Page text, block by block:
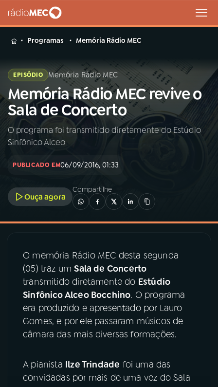
MENU
Buscar
na
Rádio
MEC
Buscar
Início
04PROGRAMAS
05 PODCASTS
06 VIDEOCASTS
07ÚLTIMAS
Programas Memória Rádio MEC
EPISÓDIO Memória Rádio MEC
Memória Rádio MEC revive o
Sala de Concerto
O programa foi transmitido diretamente do Estúdio
Sinfônico Alceo
PUBLICADO EM06/09/2016, 01:33
Ouça agora
Compartilhe
O memória Rádio MEC desta segunda
(05) traz umSala de Concerto
transmitido diretamente do Estúdio
Sinfônico Alceo Bocchino. O programa
era produzido e apresentado por Lauro
Gomes, e por ele passaram músicos de
câmara das mais diversas formações.
A pianista Ilze Trindade foi uma das
convidadas por mais de uma vez do Sala